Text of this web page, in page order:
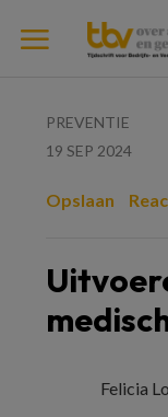
PREVENTIE
19 SEP 2024
Opslaan
Felicia